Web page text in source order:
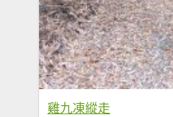
雞九凍縱走